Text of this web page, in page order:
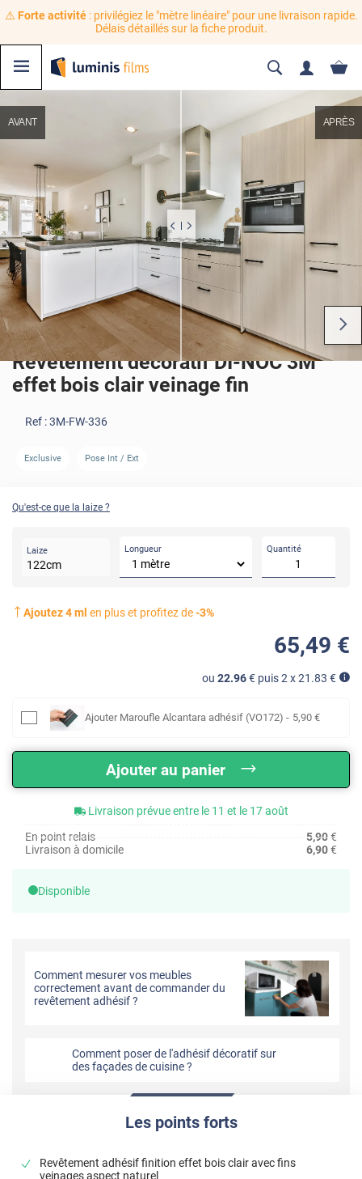
⚠️ Forte activité: privilégiez le "mètre linéaire" pour une livraison rapide.
Délais détaillés sur la fiche produit.
AVANT APRÈS
Revêtement décoratif DI-NOC 3M
effet bois clair veinage fin
Ref :3M-FW-336
Exclusive Pose Int / Ext
Qu'est-ce que la laize ?
Laize
122cm
Longueur Quantité
Ajoutez4ml en plus et profitez de-3%
65,49 €
ou 22.96€ puis 2 x21.83 €
Ajouter Maroufle Alcantara adhésif (VO172) - 5,90 €
Ajouter au panier
Livraison prévue entre le 11 et le 17 août
En point relais
5,90€
Livraison à domicile
6,90€
Disponible
Comment mesurer vos meubles
correctement avant de commander du
revêtement adhésif ?
Comment poser de l'adhésif décoratif sur
des façades de cuisine ?
Les points forts
Revêtement adhésif finition effet bois clair avec fins
veinages aspect naturel